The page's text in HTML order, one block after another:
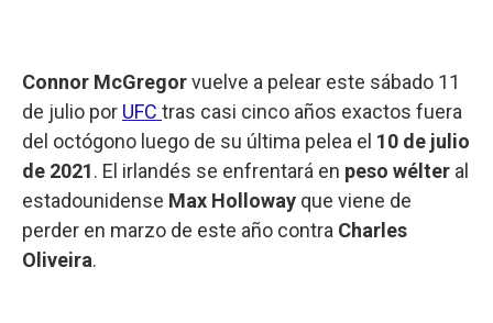
Connor McGregorvuelve a pelear este sábado 11
de julio por UFC tras casi cinco años exactos fuera
del octógono luego de su última pelea el 10 de julio
de 2021. El irlandés se enfrentará en peso wélter al
estadounidense Max Holloway que viene de
perder en marzo de este año contra Charles
Oliveira.